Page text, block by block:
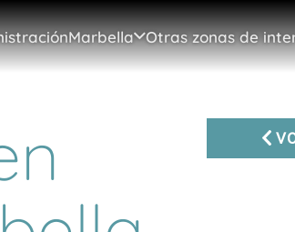
Marbella Otras zonas de